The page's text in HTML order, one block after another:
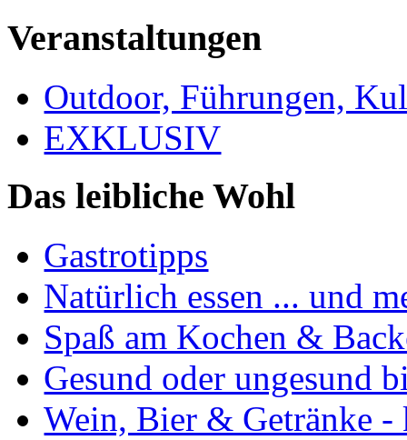
Veranstaltungen
Outdoor, Führungen,
EXKLUSIV
Das leibliche Wohl
Gastrotipps
Natürlich essen ... und
Spaß am Kochen &
Gesund oder ungesund
Wein, Bier & Getränke -